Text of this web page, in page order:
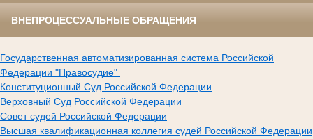
ВНЕПРОЦЕССУАЛЬНЫЕ ОБРАЩЕНИЯ
Государственная автоматизированная система Российской
Федерации "Правосудие"
Конституционный Суд Российской Федерации
Верховный Суд Российской Федерации
Совет судей Российской Федерации
Высшая квалификационная коллегия судей Российской Федерации